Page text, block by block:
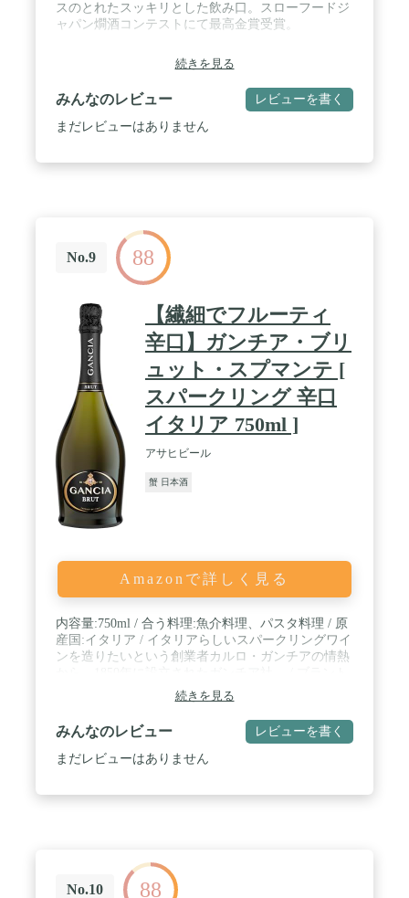
スのとれたスッキリとした飲み口。スローフードジ
ャパン燗酒コンテストにて最高金賞受賞。
続きを見る
みんなのレビュー レビューを書く
まだレビューはありません
No.9 88
【繊細でフルーティ
辛口】ガンチア・ブリ
ュット・スプマンテ [
スパークリング 辛口
イタリア 750ml ]
アサヒビール
蟹 日本酒
Amazonで詳しく見る
内容量:750ml / 合う料理:魚介料理、パスタ料理 / 原
産国:イタリア / イタリアらしいスパークリングワイ
ンを造りたいという創業者カルロ・ガンチアの情熱
続きを見る
みんなのレビュー レビューを書く
まだレビューはありません
No.10 88